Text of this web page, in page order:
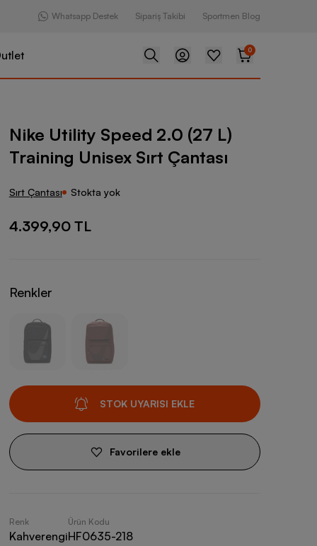
Whatsapp Destek Sipariş Takibi Sportmen Blog
0
2.0 (27 L) Training Unisex Sırt Çantası
Nike Utility Speed 2.0 (27 L)
Training Unisex Sırt Çantası
Sırt Çantası Stokta yok
4.399,90 TL
Renkler
STOK UYARISI EKLE
Favorilere ekle
Renk
Kahverengi
Ürün Kodu
HF0635-218